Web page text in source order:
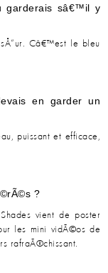
garderais sâ€™il y
Câ€™est le bleu
en garder un
puissant et efficace,
?
vient de poster
les mini vidÃ©os de
rafraÃ®chissant.